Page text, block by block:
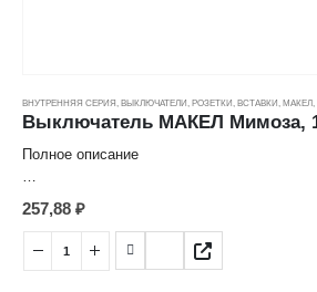
ВНУТРЕННЯЯ СЕРИЯ, ВЫКЛЮЧАТЕЛИ, РОЗЕТКИ, ВСТАВКИ, МАКЕЛ,
Полное описание
Характеристика товара:
Выключатель 1кл с подсветкой
Страна: Турция
Производитель: Makel
257,88 ₽